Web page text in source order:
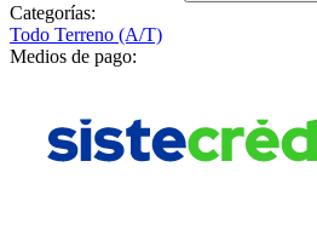
Categorías:
Todo Terreno (A/T)
Medios de pago: